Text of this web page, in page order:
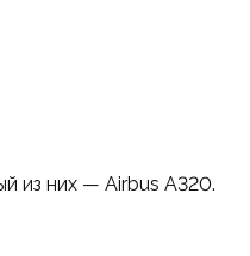
из них — Airbus A320.